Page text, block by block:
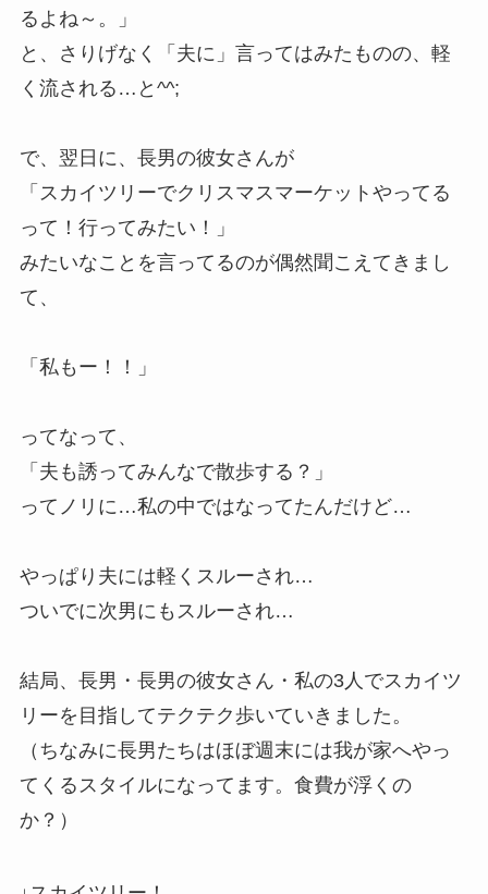
るよね～。」
と、さりげなく「夫に」言ってはみたものの、軽
く流される…と^^;
で、翌日に、長男の彼女さんが
「スカイツリーでクリスマスマーケットやってる
って！行ってみたい！」
みたいなことを言ってるのが偶然聞こえてきまし
て、
「私もー！！」
ってなって、
「夫も誘ってみんなで散歩する？」
ってノリに…私の中ではなってたんだけど…
やっぱり夫には軽くスルーされ…
ついでに次男にもスルーされ…
結局、長男・長男の彼女さん・私の3人でスカイツ
リーを目指してテクテク歩いていきました。
（ちなみに長男たちはほぼ週末には我が家へやっ
てくるスタイルになってます。食費が浮くの
か？）